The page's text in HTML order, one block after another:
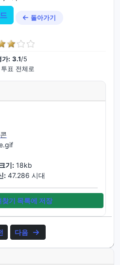
돌아가기
가: 3.1/5
표 전체로
기: 18kb
: 47.286 시대
찾기 목록에 저장
다음